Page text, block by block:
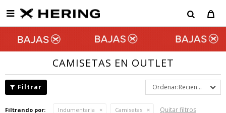

CAMISETAS EN OUTLET
Recientes
Filtrando por: Indumentaria Camisetas Quitar filtros